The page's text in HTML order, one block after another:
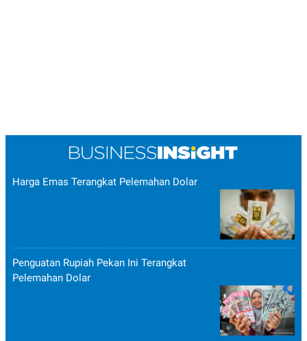
Harga Emas Terangkat Pelemahan Dolar
Penguatan Rupiah Pekan Ini Terangkat
Pelemahan Dolar